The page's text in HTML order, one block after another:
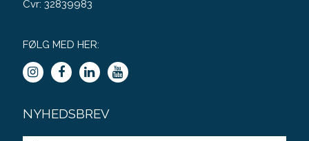
Cvr: 32839983
FØLG MED HER:
NYHEDSBREV